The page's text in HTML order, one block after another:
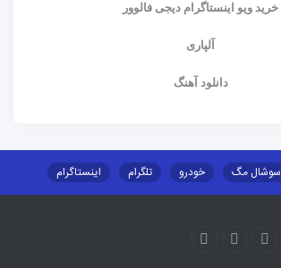
خرید ویو اینستاگرام دیجی فالوور
آلپاری
دانلود آهنگ
سوشال مگ خودرو تلگرام
اینستاگرام